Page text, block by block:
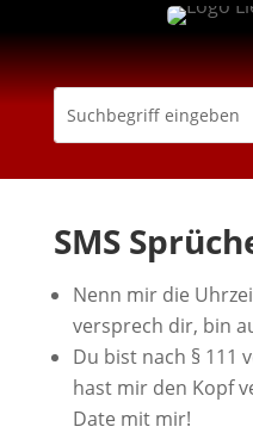
SMS
Nenn mir die
versprech dir, bin
Du bist nach § 111
hast mir den Kopf
Date mit mir!